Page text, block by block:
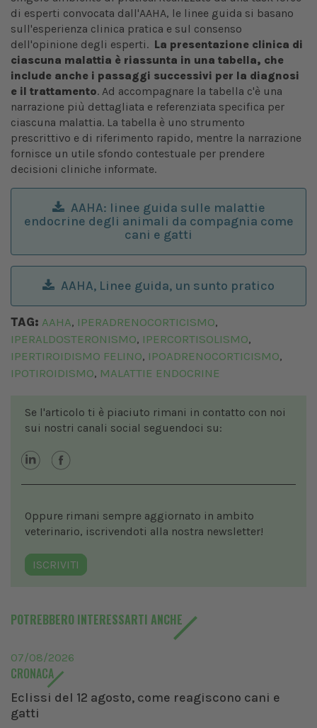
di esperti convocata dall'AAHA, le linee guida si basano
sull'esperienza clinica pratica e sul consenso
dell'opinione degli esperti. La presentazione clinica di
ciascuna malattia è riassunta in una tabella, che
include anche i passaggi successivi per la diagnosi
e il trattamento. Ad accompagnare la tabella c'è una
narrazione più dettagliata e referenziata specifica per
ciascuna malattia. La tabella è uno strumento
prescrittivo e di riferimento rapido, mentre la narrazione
fornisce un utile sfondo contestuale per prendere
decisioni cliniche informate.
AAHA: linee guida sulle malattie
endocrine degli animali da compagnia come
cani e gatti
AAHA, Linee guida, un sunto pratico
TAG: AAHA, IPERADRENOCORTICISMO,
IPERALDOSTERONISMO, IPERCORTISOLISMO,
IPERTIROIDISMO FELINO, IPOADRENOCORTICISMO,
IPOTIROIDISMO, MALATTIE ENDOCRINE
Se l'articolo ti è piaciuto rimani in contatto con noi
sui nostri canali social seguendoci su:
Oppure rimani sempre aggiornato in ambito
veterinario, iscrivendoti alla nostra newsletter!
ISCRIVITI
POTREBBERO INTERESSARTI ANCHE
07/08/2026
CRONACA
Eclissi del 12 agosto, come reagiscono cani e
gatti